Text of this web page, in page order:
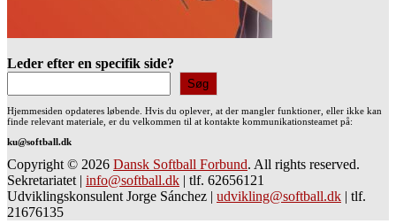
Leder efter en specifik side?
Søg
Hjemmesiden opdateres løbende. Hvis du oplever, at der mangler funktioner, eller ikke kan
finde relevant materiale, er du velkommen til at kontakte kommunikationsteamet på:
ku@softball.dk
Copyright © 2026 Dansk Softball Forbund. All rights reserved.
Sekretariatet | info@softball.dk | tlf. 62656121
Udviklingskonsulent Jorge Sánchez | udvikling@softball.dk | tlf.
21676135